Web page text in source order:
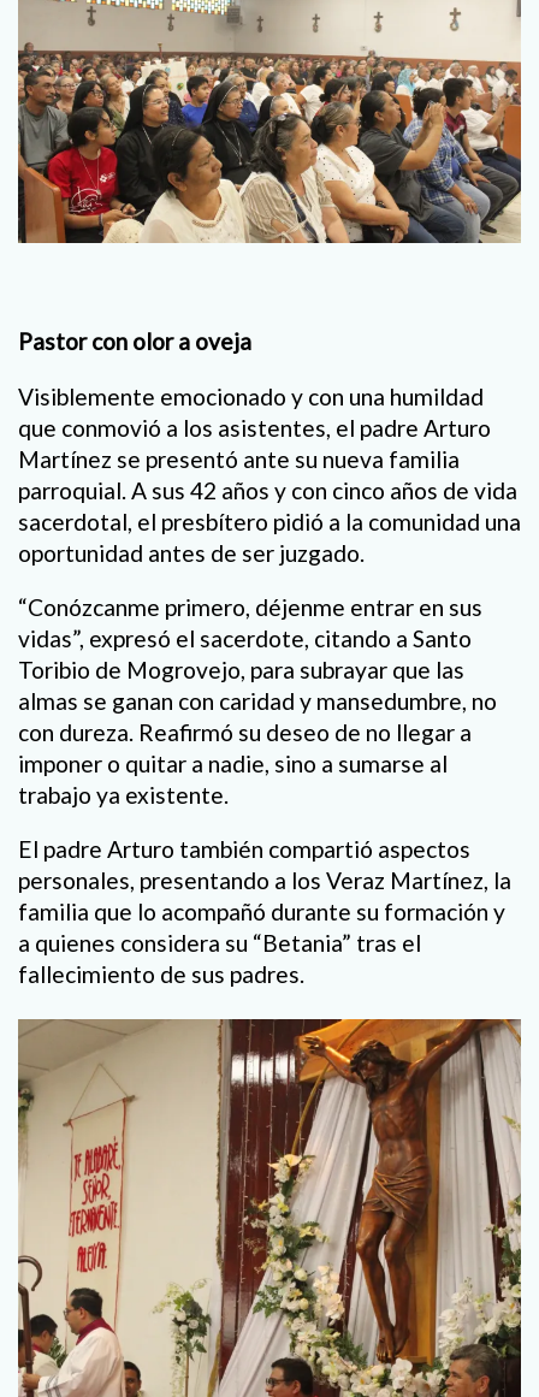
Pastor con olor a oveja
Visiblemente emocionado y con una humildad
que conmovió a los asistentes, el padre Arturo
Martínez se presentó ante su nueva familia
parroquial. A sus 42 años y con cinco años de vida
sacerdotal, el presbítero pidió a la comunidad una
oportunidad antes de ser juzgado.
“Conózcanme primero, déjenme entrar en sus
vidas”, expresó el sacerdote, citando a Santo
Toribio de Mogrovejo, para subrayar que las
almas se ganan con caridad y mansedumbre, no
con dureza. Reafirmó su deseo de no llegar a
imponer o quitar a nadie, sino a sumarse al
trabajo ya existente.
El padre Arturo también compartió aspectos
personales, presentando a los Veraz Martínez, la
familia que lo acompañó durante su formación y
a quienes considera su “Betania” tras el
fallecimiento de sus padres.